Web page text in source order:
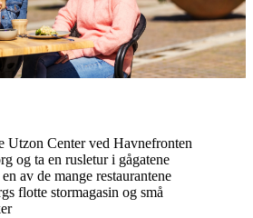
Utzon Center ved Havnefronten
og ta en rusletur i gågatene
av de mange restaurantene
flotte stormagasin og små